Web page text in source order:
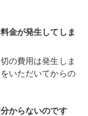
金が発生してしま
の費用は発生しま
いただいてからの
からないのです